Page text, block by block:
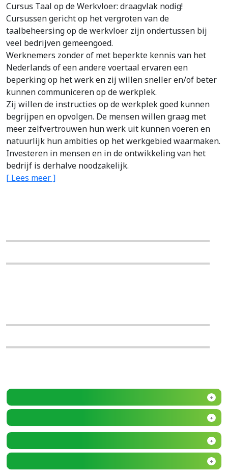
Cursus Taal op de Werkvloer: draagvlak nodig!
Cursussen gericht op het vergroten van de
taalbeheersing op de werkvloer zijn ondertussen bij
veel bedrijven gemeengoed.
Werknemers zonder of met beperkte kennis van het
Nederlands of een andere voertaal ervaren een
beperking op het werk en zij willen sneller en/of beter
kunnen communiceren op de werkplek.
Zij willen de instructies op de werkplek goed kunnen
begrijpen en opvolgen. De mensen willen graag met
meer zelfvertrouwen hun werk uit kunnen voeren en
natuurlijk hun ambities op het werkgebied waarmaken.
Investeren in mensen en in de ontwikkeling van het
bedrijf is derhalve noodzakelijk.
[ Lees meer ]
+
+
+
+